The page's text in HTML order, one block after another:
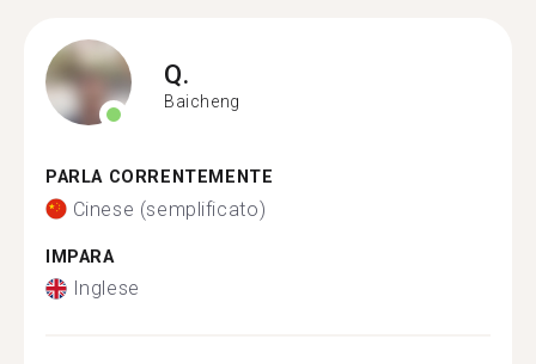
Q.
Baicheng
PARLA CORRENTEMENTE
Cinese (semplificato)
IMPARA
Inglese